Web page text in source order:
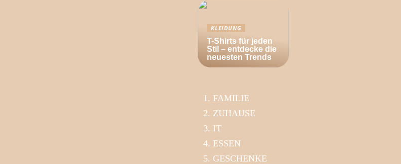
KLEIDUNG
T-Shirts für jeden
Stil – entdecke die
neuesten Trends
FAMILIE
ZUHAUSE
IT
ESSEN
GESCHENKE